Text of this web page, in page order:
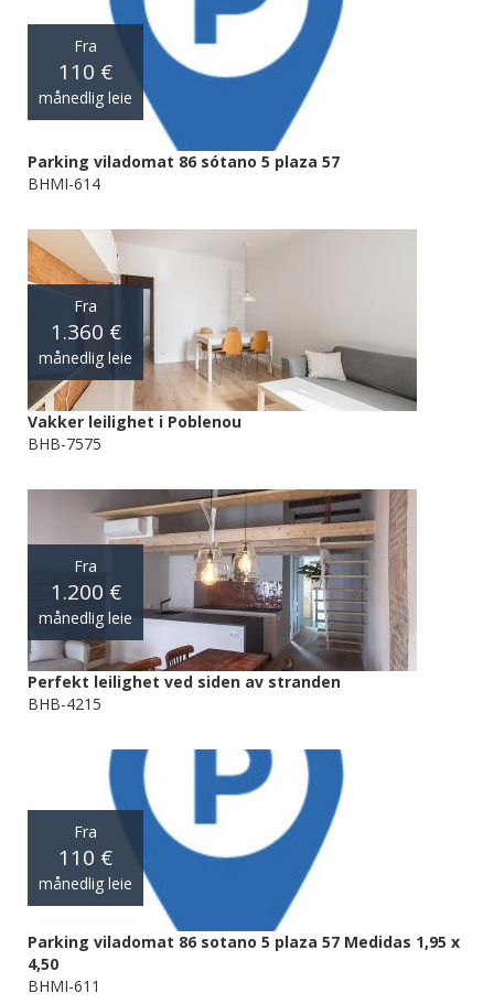
Fra
110 €
månedlig leie
Parking viladomat 86 sótano 5 plaza 57
BHMI-614
Fra
1.360 €
månedlig leie
Vakker leilighet i Poblenou
BHB-7575
Fra
1.200 €
månedlig leie
Perfekt leilighet ved siden av stranden
BHB-4215
Fra
110 €
månedlig leie
Parking viladomat 86 sotano 5 plaza 57 Medidas 1,95 x
4,50
BHMI-611